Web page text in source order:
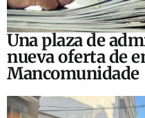
Una plaza de
nueva oferta de
Mancomunidade